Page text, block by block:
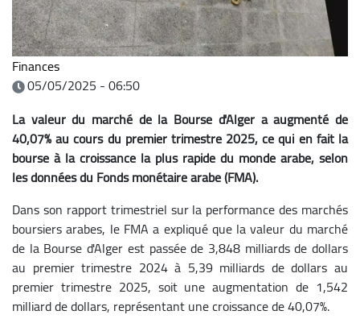
Finances
05/05/2025 - 06:50
La valeur du marché de la Bourse d'Alger a augmenté de
40,07% au cours du premier trimestre 2025, ce qui en fait la
bourse à la croissance la plus rapide du monde arabe, selon
les données du Fonds monétaire arabe (FMA).
Dans son rapport trimestriel sur la performance des marchés
boursiers arabes, le FMA a expliqué que la valeur du marché
de la Bourse d'Alger est passée de 3,848 milliards de dollars
au premier trimestre 2024 à 5,39 milliards de dollars au
premier trimestre 2025, soit une augmentation de 1,542
milliard de dollars, représentant une croissance de 40,07%.